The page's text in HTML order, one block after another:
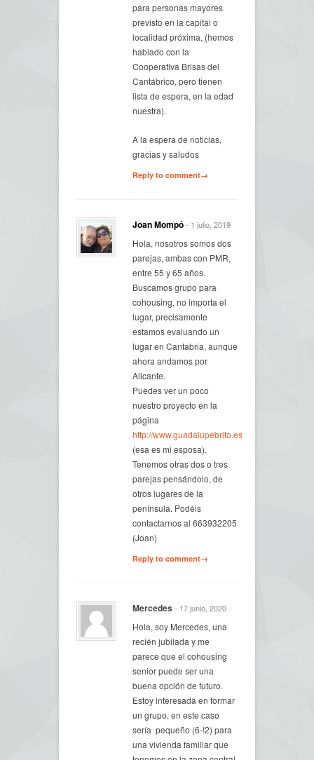
para personas mayores
previsto en la capital o
localidad próxima, (hemos
hablado con la
Cooperativa Brisas del
Cantábrico, pero tienen
lista de espera, en la edad
nuestra).
A la espera de noticias,
gracias y saludos
Reply to comment→
Joan Mompó- 1 julio, 2019
Hola, nosotros somos dos
parejas, ambas con PMR,
entre 55 y 65 años.
Buscamos grupo para
cohousing, no importa el
lugar, precisamente
estamos evaluando un
lugar en Cantabria, aunque
ahora andamos por
Alicante.
Puedes ver un poco
nuestro proyecto en la
página
http://www.guadalupebrito.es
(esa es mi esposa).
Tenemos otras dos o tres
parejas pensándolo, de
otros lugares de la
península. Podéis
contactarnos al 663932205
(Joan)
Reply to comment→
Mercedes - 17 junio, 2020
Hola, soy Mercedes, una
recién jubilada y me
parece que el cohousing
senior puede ser una
buena opción de futuro.
Estoy interesada en formar
un grupo, en este caso
sería pequeño (6-!2) para
una vivienda familiar que